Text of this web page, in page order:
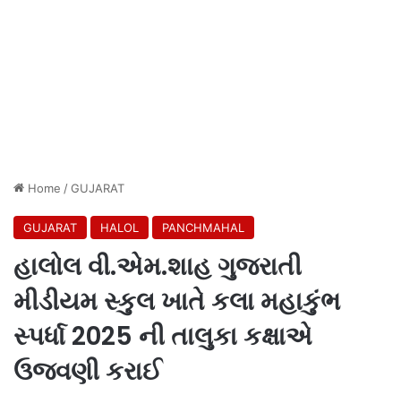
Home /GUJARAT
GUJARAT HALOL PANCHMAHAL
હાલોલ વી.એમ.શાહ ગુજરાતી
મીડીયમ સ્કુલ ખાતે કલા મહાકુંભ
સ્પર્ધા 2025 ની તાલુકા કક્ષાએ
ઉજવણી કરાઈ